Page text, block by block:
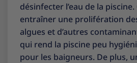
désinfecter l’eau de la
entraîner une prolifération
algues et d’autres
qui rend la piscine peu
pour les baigneurs. De plus,